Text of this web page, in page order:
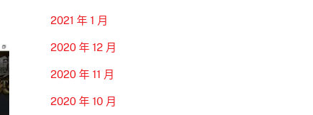
2021 年 1 月
2020 年 12 月
2020 年 11 月
2020 年 10 月